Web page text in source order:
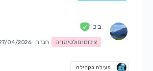
ב כ
צילום ומולטימדיה חברה 27/04/2026 ב7:36 pm
פעילה בקהילה